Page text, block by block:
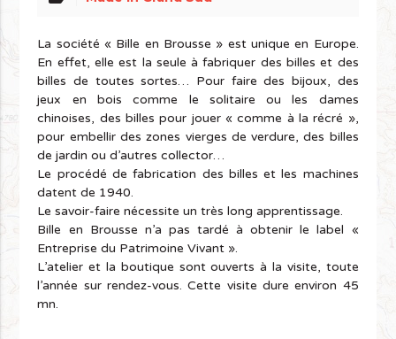
La société « Bille en Brousse » est unique en Europe.
En effet, elle est la seule à fabriquer des billes et des
billes de toutes sortes… Pour faire des bijoux, des
jeux en bois comme le solitaire ou les dames
chinoises, des billes pour jouer « comme à la récré »,
pour embellir des zones vierges de verdure, des billes
de jardin ou d’autres collector…
Le procédé de fabrication des billes et les machines
datent de 1940.
Le savoir-faire nécessite un très long apprentissage.
Bille en Brousse n’a pas tardé à obtenir le label «
Entreprise du Patrimoine Vivant ».
L’atelier et la boutique sont ouverts à la visite, toute
l’année sur rendez-vous. Cette visite dure environ 45
mn.